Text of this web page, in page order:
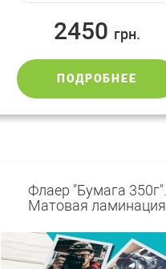
2450 грн.
ПОДРОБНЕЕ
Флаер "Бумага 350г".
Матовая ламинация